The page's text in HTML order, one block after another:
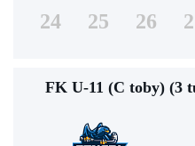
24
25 26
FK U-11 (C toby) (3